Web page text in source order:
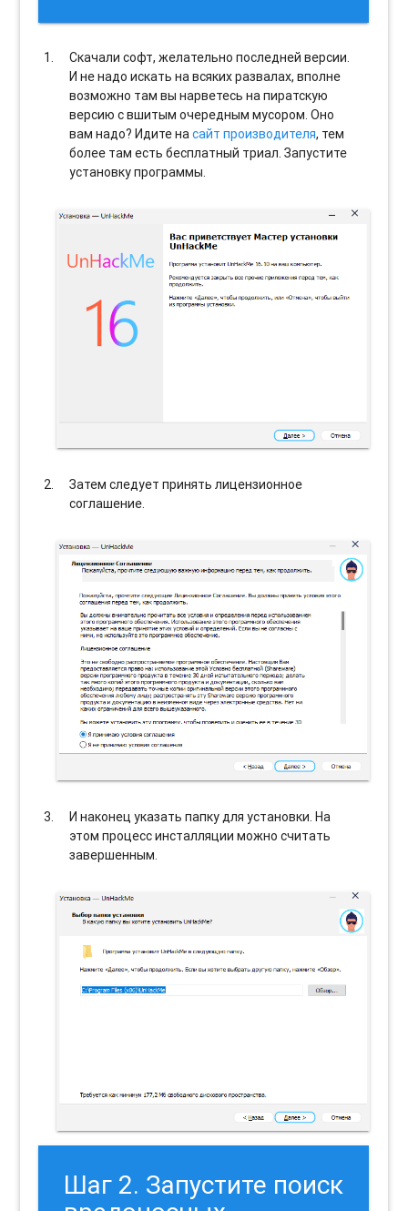
Скачали софт, желательно последней версии.
И не надо искать на всяких развалах, вполне
возможно там вы нарветесь на пиратскую
версию с вшитым очередным мусором. Оно
вам надо? Идите насайт производителя, тем
более там есть бесплатный триал. Запустите
установку программы.
Затем следует принять лицензионное
соглашение.
И наконец указать папку для установки. На
этом процесс инсталляции можно считать
завершенным.
Шаг 2. Запустите поиск